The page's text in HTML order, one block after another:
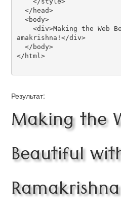
amakrishna!</div>
</html>
Результат:
Making the
Beautiful